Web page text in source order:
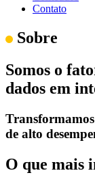
Contato
Sobre
Somos o
dados em
de alto
O que mais